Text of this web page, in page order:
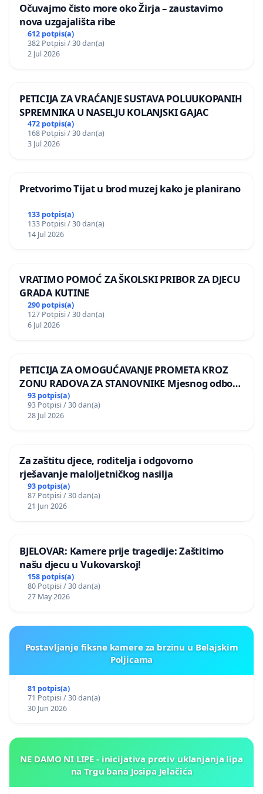
Očuvajmo čisto more oko Žirja – zaustavimo
nova uzgajališta ribe
612 potpis(a)
382 Potpisi / 30 dan(a)
2 Jul 2026
PETICIJA ZA VRAĆANJE SUSTAVA POLUUKOPANIH
SPREMNIKA U NASELJU KOLANJSKI GAJAC
472 potpis(a)
168 Potpisi / 30 dan(a)
3 Jul 2026
Pretvorimo Tijat u brod muzej kako je planirano
133 potpis(a)
133 Potpisi / 30 dan(a)
14 Jul 2026
VRATIMO POMOĆ ZA ŠKOLSKI PRIBOR ZA DJECU
GRADA KUTINE
290 potpis(a)
127 Potpisi / 30 dan(a)
6 Jul 2026
PETICIJA ZA OMOGUĆAVANJE PROMETA KROZ
ZONU RADOVA ZA STANOVNIKE Mjesnog odbora
Kamensko i Lemić Brdo
93 potpis(a)
93 Potpisi / 30 dan(a)
28 Jul 2026
Za zaštitu djece, roditelja i odgovorno
rješavanje maloljetničkog nasilja
93 potpis(a)
87 Potpisi / 30 dan(a)
21 Jun 2026
BJELOVAR: Kamere prije tragedije: Zaštitimo
našu djecu u Vukovarskoj!
158 potpis(a)
80 Potpisi / 30 dan(a)
27 May 2026
Postavljanje fiksne kamere za brzinu u Belajskim
Poljicama
81 potpis(a)
71 Potpisi / 30 dan(a)
30 Jun 2026
NE DAMO NI LIPE - inicijativa protiv uklanjanja lipa
na Trgu bana Josipa Jelačića